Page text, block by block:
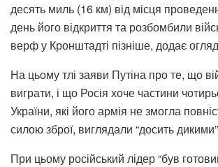
десять миль (16 км) від місця
день його відкриття та розбомбили
верф у Кронштадті пізніше, додає
На цьому тлі заяви Путіна про те, що
виграти, і що Росія хоче частини
України, які його армія не змогла
силою зброї, виглядали “досить
При цьому російський лідер “був